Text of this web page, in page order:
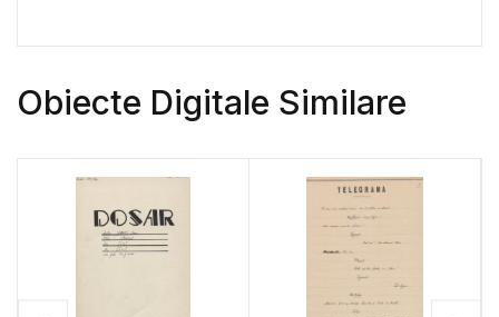
Obiecte Digitale Similare